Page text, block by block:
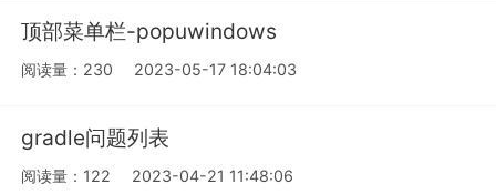
顶部菜单栏-popuwindows
阅读量：230 2023-05-17 18:04:03
gradle问题列表
阅读量：122 2023-04-21 11:48:06